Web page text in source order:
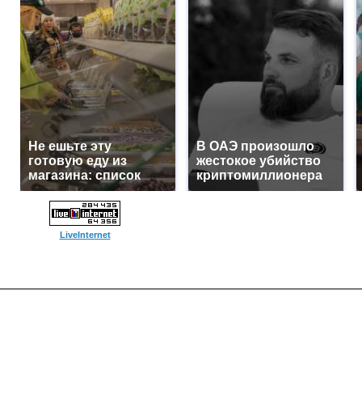
Не ешьте эту
готовую еду из
магазина: список
В ОАЭ произошло
жестокое убийство
криптомиллионера
LiveInternet